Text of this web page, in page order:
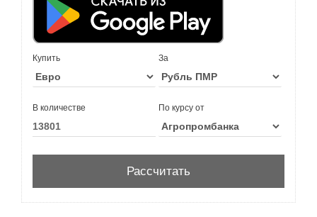
Купить За
В количестве По курсу от